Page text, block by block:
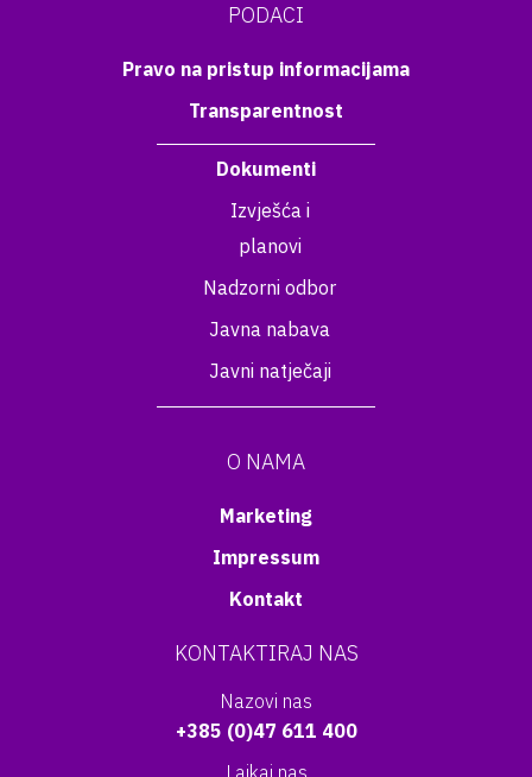
PODACI
Pravo na pristup informacijama
Transparentnost
Dokumenti
Izvješća i
planovi
Nadzorni odbor
Javna nabava
Javni natječaji
O NAMA
Marketing
Impressum
Kontakt
KONTAKTIRAJ NAS
Nazovi nas
+385 (0)47 611 400
Lajkaj nas